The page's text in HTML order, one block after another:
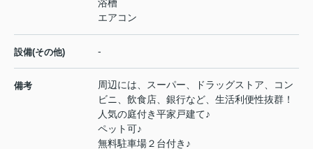
浴槽
エアコン
設備(その他) -
備考
周辺には、スーパー、ドラッグストア、コン
ビニ、飲食店、銀行など、生活利便性抜群！
人気の庭付き平家戸建て♪
ペット可♪
無料駐車場２台付き♪